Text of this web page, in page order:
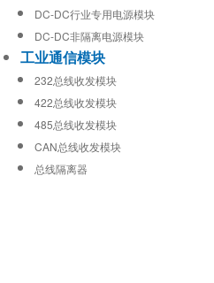
DC-DC行业专用电源模块
DC-DC非隔离电源模块
工业通信模块
232总线收发模块
422总线收发模块
485总线收发模块
CAN总线收发模块
总线隔离器